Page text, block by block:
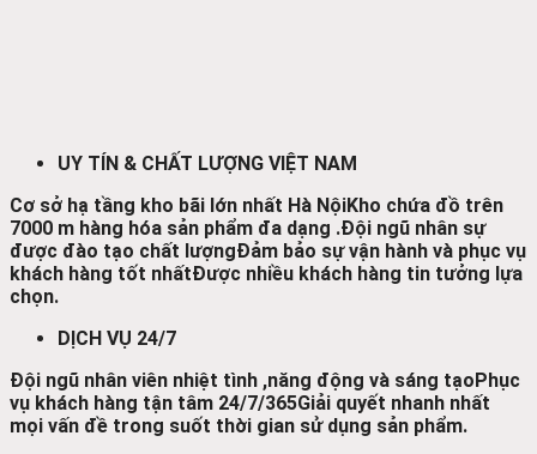
UY TÍN & CHẤT LƯỢNG VIỆT NAM
Cơ sở hạ tầng kho bãi lớn nhất Hà NộiKho chứa đồ trên
7000 m hàng hóa sản phẩm đa dạng .Đội ngũ nhân sự
được đào tạo chất lượngĐảm bảo sự vận hành và phục vụ
khách hàng tốt nhấtĐược nhiều khách hàng tin tưởng lựa
chọn.
DỊCH VỤ 24/7
Đội ngũ nhân viên nhiệt tình ,năng động và sáng tạoPhục
vụ khách hàng tận tâm 24/7/365Giải quyết nhanh nhất
mọi vấn đề trong suốt thời gian sử dụng sản phẩm.